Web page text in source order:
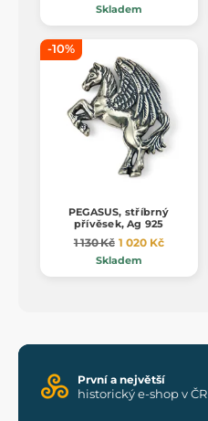
Skladem
-10%
PEGASUS, stříbrný
přívěsek, Ag 925
1 130 Kč 1 020 Kč
Skladem
První a největší
historický e-shop v ČR